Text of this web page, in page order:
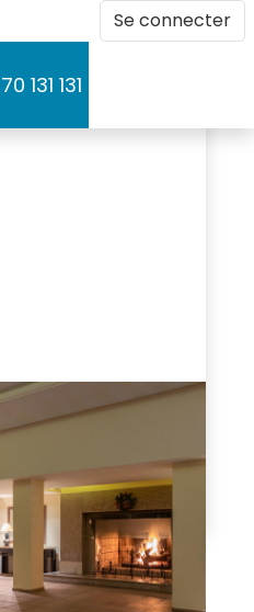
Se connecter
70 131 131
Imprimer